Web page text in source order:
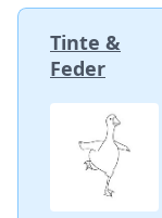
Tinte &
Feder